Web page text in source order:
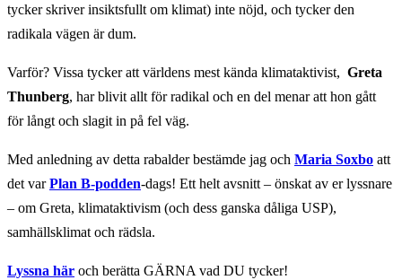
tycker skriver insiktsfullt om klimat) inte nöjd, och tycker den
radikala vägen är dum.
Varför? Vissa tycker att världens mest kända klimataktivist, Greta
Thunberg, har blivit allt för radikal och en del menar att hon gått
för långt och slagit in på fel väg.
Med anledning av detta rabalder bestämde jag och Maria Soxbo att
det varPlan B-podden-dags! Ett helt avsnitt – önskat av er lyssnare
– om Greta, klimataktivism (och dess ganska dåliga USP),
samhällsklimat och rädsla.
Lyssna här och berätta GÄRNA vad DU tycker!